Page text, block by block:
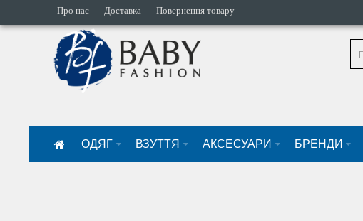
Про нас Доставка Повернення товару
ОДЯГ ВЗУТТЯ АКСЕСУАРИ БРЕНДИ